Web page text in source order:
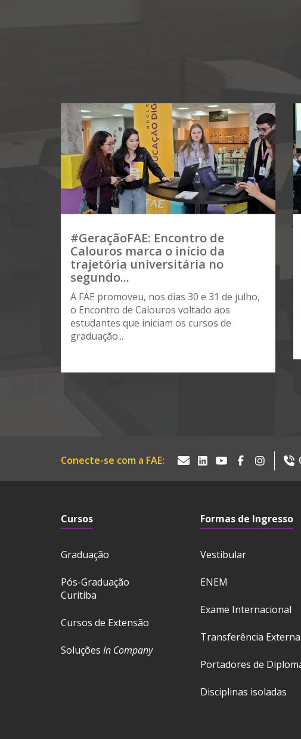
#GeraçãoFAE: Encontro de
Calouros marca o início da
trajetória universitária no
segundo...
A FAE promoveu, nos dias 30 e 31 de julho,
o Encontro de Calouros voltado aos
estudantes que iniciam os cursos de
graduação...
Conecte-se com a FAE:
Cursos
Graduação
Pós-Graduação
Curitiba
Cursos de Extensão
Soluções In Company
Formas de Ingresso
Vestibular
ENEM
Exame Internacional
Transferência Externa
Portadores de
Disciplinas isoladas